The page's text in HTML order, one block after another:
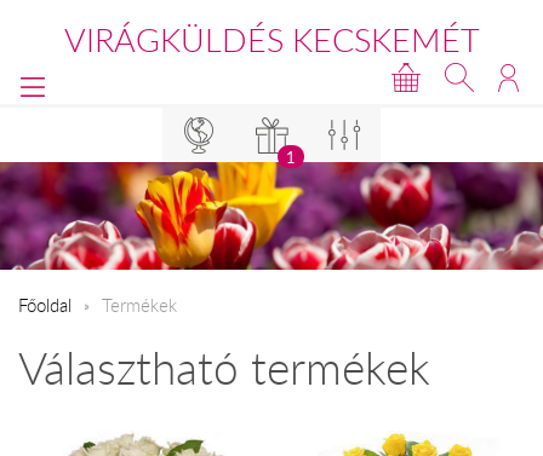
VIRÁGKÜLDÉS KECSKEMÉT
1
Főoldal Termékek
Választható termékek